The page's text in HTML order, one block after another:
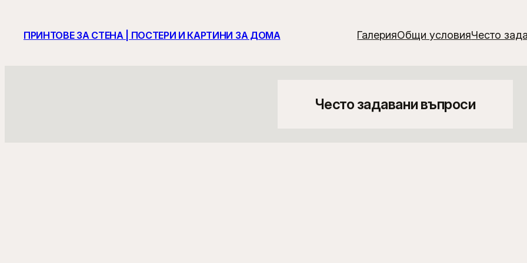
ПРИНТОВЕ ЗА СТЕНА | ПОСТЕРИ И КАРТИНИ ЗА ДОМА ГалерияОбщи условияЧесто
Често задавани въпроси